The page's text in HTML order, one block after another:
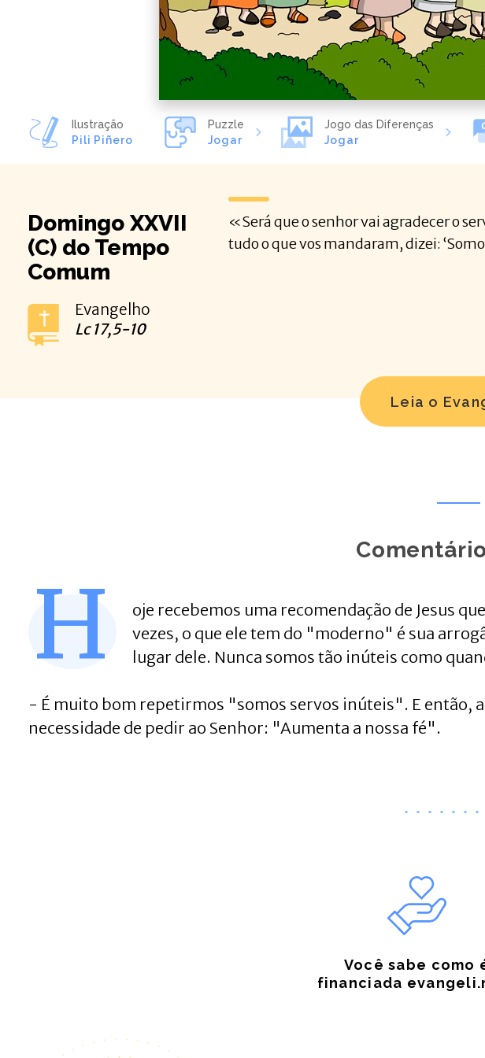
Ilustração
Pili Piñero
Puzzle
Jogar
Jogo das Diferenças
Jogar
Domingo XXVII
(C) do Tempo
Comum
Evangelho
Lc 17,5-10
«Será que o senhor vai agradecer o
tudo o que vos mandaram, dizei:
Leia o
H
oje recebemos uma recomendação de Jesus
vezes, o que ele tem do "moderno" é sua
lugar dele. Nunca somos tão inúteis como
- É muito bom repetirmos "somos servos inúteis". E então,
necessidade de pedir ao Senhor: "Aumenta a nossa fé".
Você sabe como
financiada